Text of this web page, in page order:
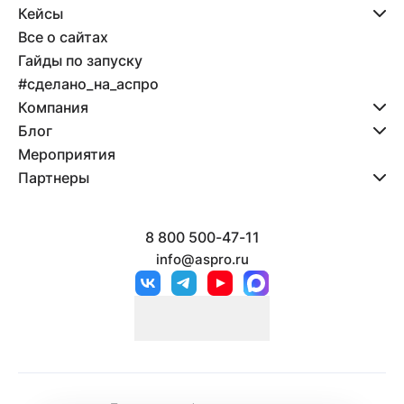
Кейсы
Все о сайтах
Гайды по запуску
#сделано_на_аспро
Компания
Блог
Мероприятия
Партнеры
8 800 500-47-11
info@aspro.ru